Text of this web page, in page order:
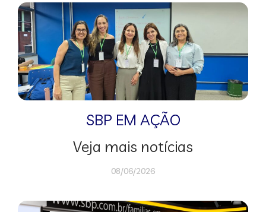
SBP EM AÇÃO
Veja mais notícias
08/06/2026